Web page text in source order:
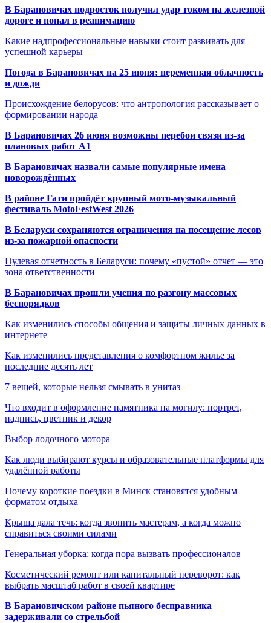
В Барановичах подросток получил удар током на железной
дороге и попал в реанимацию
Какие надпрофессиональные навыки стоит развивать для
успешной карьеры
Погода в Барановичах на 25 июня: переменная облачность
и дожди
Происхождение белорусов: что антропология рассказывает о
формировании народа
В Барановичах 26 июня возможны перебои связи из-за
плановых работ A1
В Барановичах назвали самые популярные имена
новорождённых
В районе Гати пройдёт крупный мото-музыкальный
фестиваль MotoFestWest 2026
В Беларуси сохраняются ограничения на посещение лесов
из-за пожарной опасности
Нулевая отчетность в Беларуси: почему «пустой» отчет — это
зона ответственности
В Барановичах прошли учения по разгону массовых
беспорядков
Как изменились способы общения и защиты личных данных в
интернете
Как изменились представления о комфортном жилье за
последние десять лет
7 вещей, которые нельзя смывать в унитаз
Что входит в оформление памятника на могилу: портрет,
надпись, цветник и декор
Выбор лодочного мотора
Как люди выбирают курсы и образовательные платформы для
удалённой работы
Почему короткие поездки в Минск становятся удобным
форматом отдыха
Крыша дала течь: когда звонить мастерам, а когда можно
справиться своими силами
Генеральная уборка: когда пора вызвать профессионалов
Косметический ремонт или капитальный переворот: как
выбрать масштаб работ в своей квартире
В Барановичском районе пьяного бесправника
задерживали со стрельбой